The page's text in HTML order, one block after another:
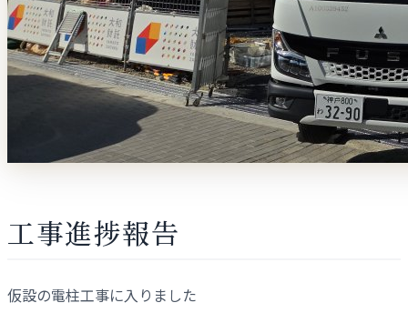
工事進捗報告
仮設の電柱工事に入りました